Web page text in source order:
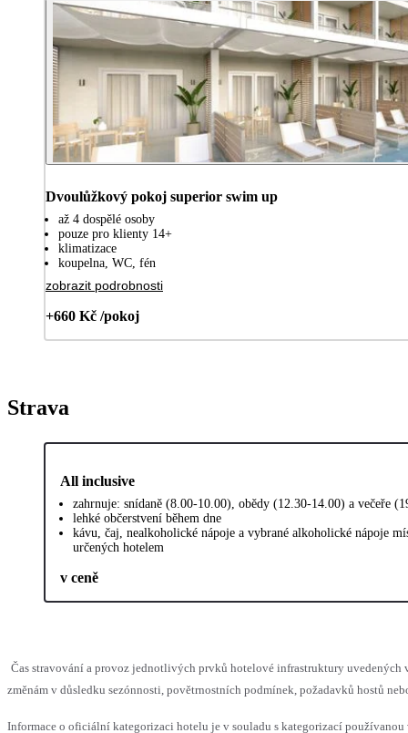
Dvoulůžkový pokoj superior swim up
až 4 dospělé osoby
pouze pro klienty 14+
klimatizace
koupelna, WC, fén
zobrazit podrobnosti
+660 Kč /pokoj
Strava
All inclusive
zahrnuje: snídaně (8.00-10.00), obědy (12.30-14.00) a večeře
lehké občerstvení během dne
kávu, čaj, nealkoholické nápoje a vybrané alkoholické nápoje
určených hotelem
v ceně
Čas stravování a provoz jednotlivých prvků hotelové infrastruktury uvedených
změnám v důsledku sezónnosti, povětrnostních podmínek, požadavků hostů
Informace o oficiální kategorizaci hotelu je v souladu s kategorizací používanou